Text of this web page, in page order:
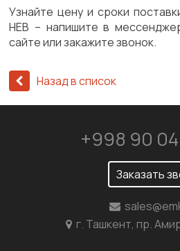
Узнайте цену и сроки
HEB – напишите в
сайте или закажите звонок.
Назад в список
+998 90
Заказать
г. Ташкент, пр.